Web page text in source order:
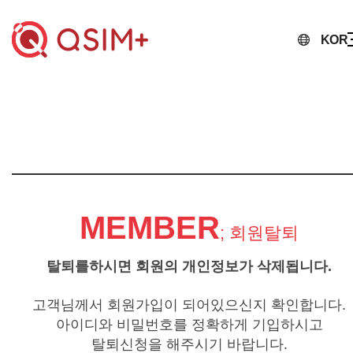
KOR
MEMBER; 회원탈퇴
탈퇴를하시면 회원의 개인정보가 삭제됩니다.
고객님께서 회원가입이 되어있으신지 확인합니다.
아이디와 비밀번호를 정확하게 기입하시고
탈퇴신청을 해주시기 바랍니다.